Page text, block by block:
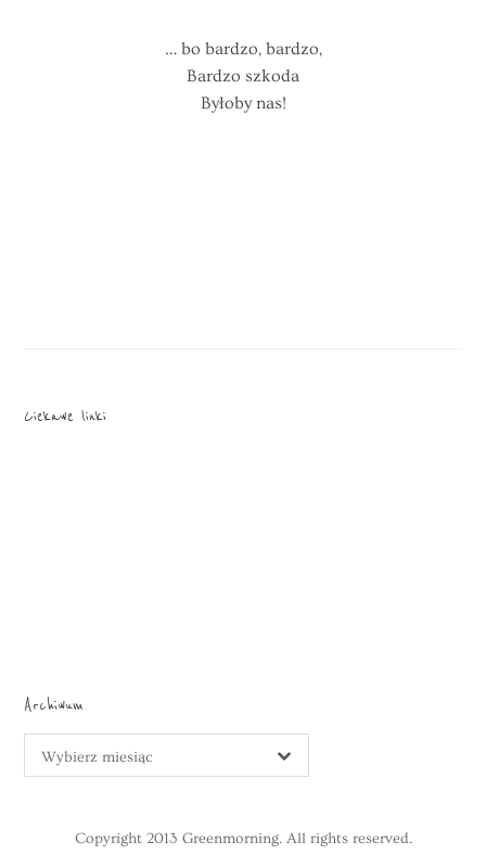
… bo bardzo, bardzo,
Bardzo szkoda
Byłoby nas!
Ciekawe linki
Archiwum
Wybierz miesiąc
Copyright 2013 Greenmorning. All rights reserved.